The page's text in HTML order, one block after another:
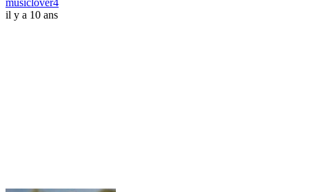
musiclover4
il y a 10 ans